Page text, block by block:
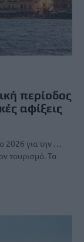
περίοδος
αφίξεις
2026 για την …
τουρισμό. Τα